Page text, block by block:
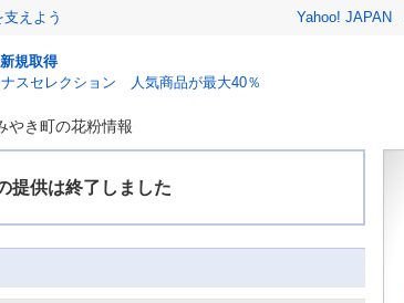
えよう Yahoo! JAPAN
新規取得
スセレクション 人気商品が最大40％
やき町の花粉情報